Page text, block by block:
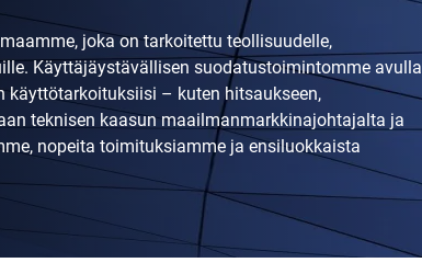
joka on tarkoitettu teollisuudelle,
Käyttäjäystävällisen suodatustoimintomme avulla
käyttötarkoituksiisi – kuten hitsaukseen,
teknisen kaasun maailmanmarkkinajohtajalta ja
nopeita toimituksiamme ja ensiluokkaista